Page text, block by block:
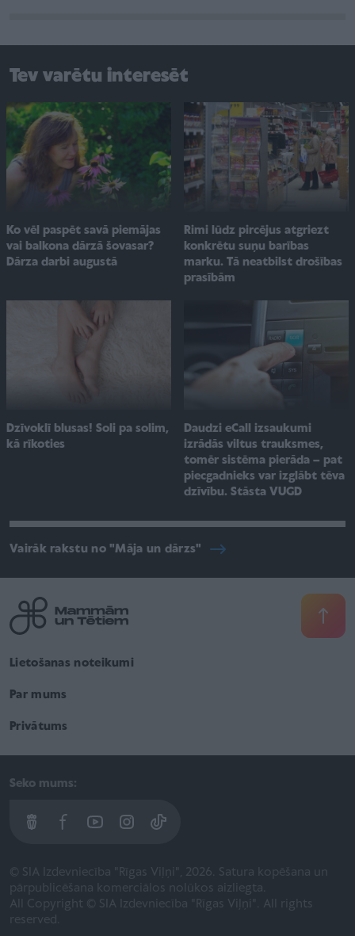
Tev varētu interesēt
Ko vēl paspēt savā piemājas
vai balkona dārzā šovasar?
Dārza darbi augustā
Rimi lūdz pircējus atgriezt
konkrētu suņu barības
marku. Tā neatbilst drošības
prasībām
Dzīvoklī blusas! Soli pa solim,
kā rīkoties
Daudzi eCall izsaukumi
izrādās viltus trauksmes,
tomēr sistēma pierāda – pat
piecgadnieks var izglābt tēva
dzīvību. Stāsta VUGD
Vairāk rakstu no "Māja un dārzs"
Lietošanas noteikumi
Par mums
Privātums
Seko mums:
© SIA Izdevniecība "Rīgas Viļņi", 2026. Satura kopēšana un
pārpublicēšana komerciālos nolūkos aizliegta.
All Copyright © SIA Izdevniecība "Rīgas Viļņi". All rights
reserved.